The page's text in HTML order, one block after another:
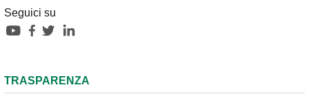
Seguici su
TRASPARENZA